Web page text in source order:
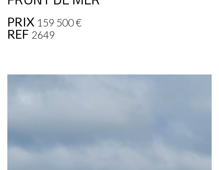
PRIX 159 500€
REF 2649